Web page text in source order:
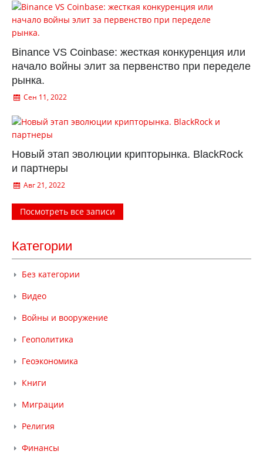
Binance VS Coinbase: жесткая конкуренция или
начало войны элит за первенство при переделе
рынка.
Сен 11, 2022
Новый этап эволюции крипторынка. BlackRock
и партнеры
Авг 21, 2022
Посмотреть все записи
Категории
Без категории
Видео
Войны и вооружение
Геополитика
Геоэкономика
Книги
Миграции
Религия
Финансы